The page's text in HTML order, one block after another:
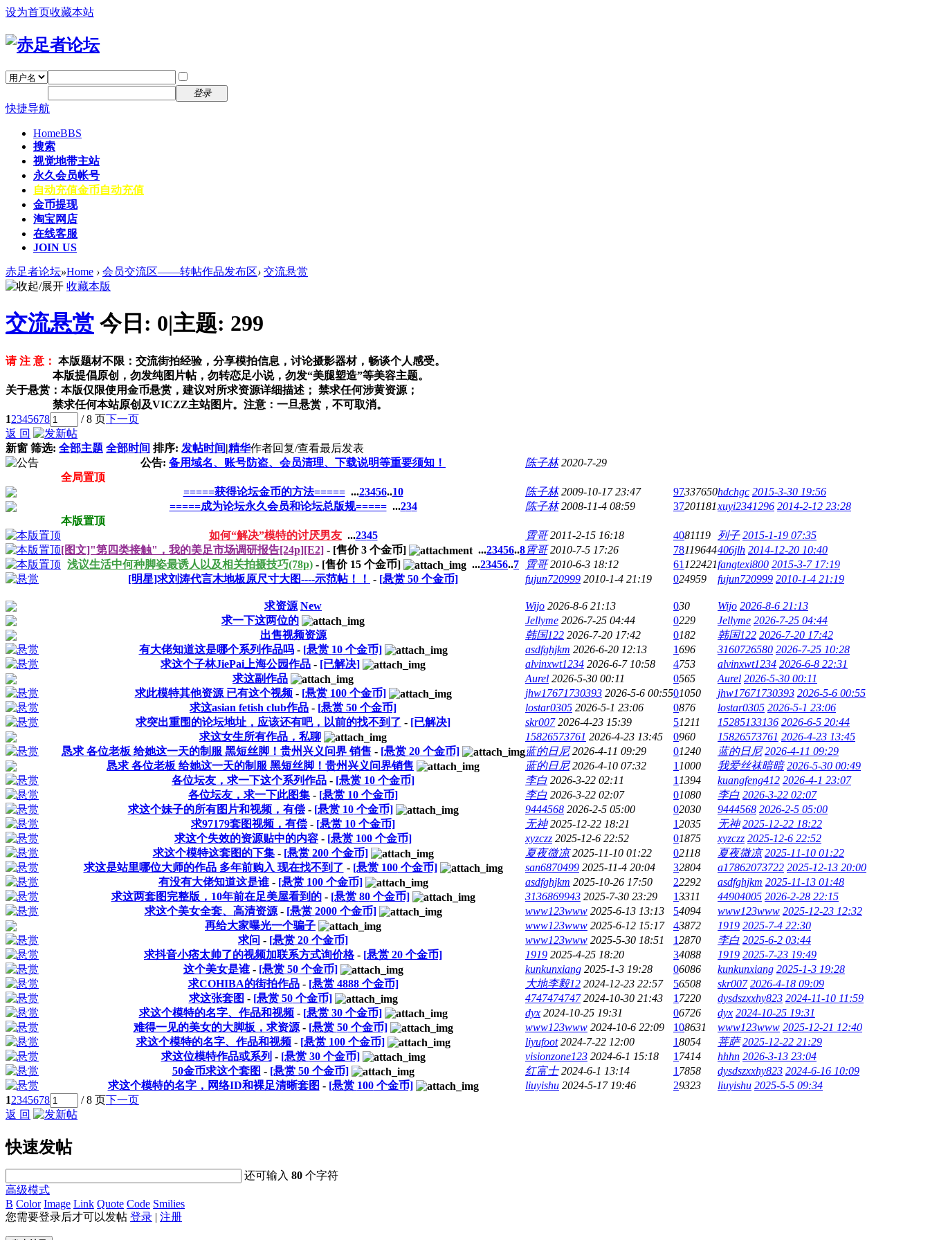
设为首页收藏本站
登录
快捷导航
HomeBBS
搜索
视觉地带主站
永久会员帐号
自动充值金币自动充值
金币提现
淘宝网店
在线客服
JOIN US
赤足者论坛»Home › 会员交流区——转帖作品发布区› 交流悬赏
收藏本版
交流悬赏 今日: 0|主题: 299
请 注 意： 本版题材不限： 交流街拍经验，分享模拍信息，讨论摄影器材，畅谈个人感受。
本版提倡原创，勿发纯图片帖，勿转恋足小说，勿发“美腿塑造”等美容主题。
关于悬赏： 本版仅限使用金币悬赏，建议对所求资源详细描述； 禁求任何涉黄资源；
禁求任何本站原创及VICZZ主站图片。注意：一旦悬赏，不可取消。
12345678 / 8 页下一页
返 回
新窗 筛选: 全部主题 全部时间 排序: 发帖时间|精华作者回复/查看最后发表
公告: 备用域名、账号防盗、会员清理、下载说明等重要须知！ 陈子林 2020-7-29
全局置顶
=====获得论坛金币的方法===== ...23456..10 陈子林 2009-10-17 23:47 97337650hdchgc 2015-3-30 19:56
=====成为论坛永久会员和论坛总版规===== ...234 陈子林 2008-11-4 08:59 37201181xuyi2341296 2014-2-12 23:28
本版置顶
如何“解决”模特的讨厌男友 ...2345 霄哥 2011-2-15 16:18 4081119 列子 2015-1-19 07:35
[图文]"第四类接触"，我的美足市场调研报告[24p][E2] - [售价3 个金币] ...23456..8霄哥 2010-7-5 17:26 78119644406jlh 2014-12-20 10:40
浅议生活中何种脚姿最诱人以及相关拍摄技巧(78p) - [售价 15 个金币] ...23456..7 霄哥 2010-6-3 18:12 61 122421fangtexi800 2015-3-7 17:19
[明星]求刘涛代言木地板原尺寸大图----示范帖！！ - [悬赏 50 个金币] fujun720999 2010-1-4 21:19 024959 fujun720999 2010-1-4 21:19
求资源 New Wijo 2026-8-6 21:13 030 Wijo 2026-8-6 21:13
求一下这两位的
Jellyme 2026-7-25 04:44 0229 Jellyme 2026-7-25 04:44
出售视频资源
韩国122 2026-7-20 17:42 0182 韩国122 2026-7-20 17:42
有大佬知道这是哪个系列作品吗- [悬赏 10个金币] asdfghjkm 2026-6-20 12:13 1696 3160726580 2026-7-25 10:28
求这个子林JiePai上海公园作品 - [已解决] alvinxwt1234 2026-6-7 10:58 4753 alvinxwt1234 2026-6-8 22:31
求这副作品
Aurel 2026-5-30 00:11 0565 Aurel 2026-5-30 00:11
求此模特其他资源 已有这个视频- [悬赏 100个金币] jhw17671730393 2026-5-6 00:5501050 jhw17671730393 2026-5-6 00:55
求这asian fetish club作品 - [悬赏 50 个金币] lostar0305 2026-5-1 23:06 0876 lostar0305 2026-5-1 23:06
求突出重围的论坛地址，应该还有吧，以前的找不到了 - [已解决] skr007 2026-4-23 15:39 51211 15285133136 2026-6-5 20:44
求这女生所有作品，私聊
15826573761 2026-4-23 13:45 0960 15826573761 2026-4-23 13:45
恳求 各位老板 给她这一天的制服 黑短丝脚！贵州兴义问界 销售 - [悬赏 20个金币] 蓝的日尼 2026-4-11 09:29 01240 蓝的日尼 2026-4-11 09:29
恳求 各位老板 给她这一天的制服 黑短丝脚！贵州兴义问界销售
蓝的日尼 2026-4-10 07:32 1 1000 我爱丝袜暗暗 2026-5-30 00:49
各位坛友，求一下这个系列作品 - [悬赏 10 个金币] 李白 2026-3-22 02:11 1 1394 kuangfeng412 2026-4-1 23:07
各位坛友，求一下此图集 - [悬赏 10 个金币] 李白 2026-3-22 02:07 01080 李白 2026-3-22 02:07
求这个妹子的所有图片和视频，有偿- [悬赏 10个金币] 9444568 2026-2-5 05:00 02030 9444568 2026-2-5 05:00
求97179套图视频，有偿 - [悬赏 10 个金币] 无神 2025-12-22 18:21 12035 无神 2025-12-22 18:22
求这个失效的资源贴中的内容 - [悬赏 100 个金币] xyzczz 2025-12-6 22:52 01875 xyzczz 2025-12-6 22:52
求这个模特这套图的下集- [悬赏 200个金币] 夏夜微凉 2025-11-10 01:22 02118 夏夜微凉 2025-11-10 01:22
求这是站里哪位大师的作品 多年前购入 现在找不到了 - [悬赏 100个金币] san6870499 2025-11-4 20:04 32804 a17862073722 2025-12-13 20:00
有没有大佬知道这是谁- [悬赏 100个金币] asdfghjkm 2025-10-26 17:50 22292 asdfghjkm 2025-11-13 01:48
求这两套图完整版，10年前在足美屋看到的- [悬赏 80个金币] 3136869943 2025-7-30 23:29 13311 44904005 2026-2-28 22:15
求这个美女全套、高清资源- [悬赏 2000个金币] www123www 2025-6-13 13:13 54094 www123www 2025-12-23 12:32
再给大家曝光一个骗子
www123www 2025-6-12 15:17 43872 1919 2025-7-4 22:30
求问 - [悬赏 20 个金币] www123www 2025-5-30 18:51 12870 李白 2025-6-2 03:44
求抖音小痞太帅了的视频加联系方式询价格- [悬赏 20 个金币] 1919 2025-4-25 18:20 34088 1919 2025-7-23 19:49
这个美女是谁- [悬赏 50个金币] kunkunxiang 2025-1-3 19:28 06086 kunkunxiang 2025-1-3 19:28
求COHIBA的街拍作品- [悬赏 4888个金币] 大地李毅12 2024-12-23 22:57 56508 skr007 2026-4-18 09:09
求这张套图 - [悬赏 50个金币] 4747474747 2024-10-30 21:43 1 7220 dysdszxxhy823 2024-11-10 11:59
求这个模特的名字、作品和视频- [悬赏 30个金币] dyx 2024-10-25 19:31 06726 dyx 2024-10-25 19:31
难得一见的美女的大脚板，求资源- [悬赏 50个金币] www123www 2024-10-6 22:09 108631 www123www 2025-12-21 12:40
求这个模特的名字、作品和视频- [悬赏 100个金币] liyufoot 2024-7-22 12:00 18054 菩萨 2025-12-22 21:29
求这位模特作品或系列 - [悬赏 30个金币] visionzone123 2024-6-1 15:18 1 7414 hhhn 2026-3-13 23:04
50金币求这个套图 - [悬赏 50个金币] 红富士 2024-6-1 13:14 1 7858 dysdszxxhy823 2024-6-16 10:09
求这个模特的名字，网络ID和裸足清晰套图 - [悬赏 100个金币] liuyishu 2024-5-17 19:46 29323 liuyishu 2025-5-5 09:34
12345678 / 8 页下一页
返 回
快速发帖
还可输入80 个字符
高级模式
B Color Image Link Quote Code Smilies
您需要登录后才可以发帖 登录 | 注册